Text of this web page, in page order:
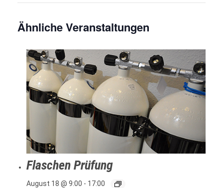
Ähnliche Veranstaltungen
Flaschen Prüfung
August 18 @ 9:00 - 17:00